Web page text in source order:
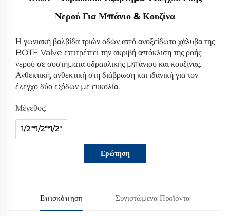
Νερού Για Μπάνιο & Κουζίνα
Η γωνιακή βαλβίδα τριών οδών από ανοξείδωτο χάλυβα της
BOTE Valve επιτρέπει την ακριβή απόκλιση της ροής
νερού σε συστήματα υδραυλικής μπάνιου και κουζίνας.
Ανθεκτική, ανθεκτική στη διάβρωση και ιδανική για τον
έλεγχο δύο εξόδων με ευκολία.
Μέγεθος:
1/2"*1/2"*1/2"
Ερώτηση
Επισκόπηση Συνιστώμενα Προϊόντα